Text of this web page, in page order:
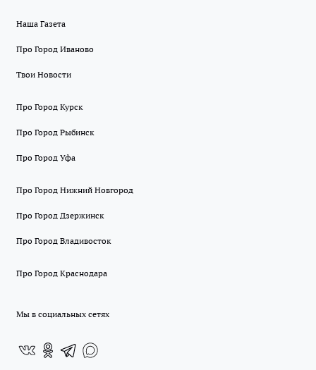
Наша Газета
Про Город Иваново
Твои Новости
Про Город Курск
Про Город Рыбинск
Про Город Уфа
Про Город Нижний Новгород
Про Город Дзержинск
Про Город Владивосток
Про Город Краснодара
Мы в социальных сетях